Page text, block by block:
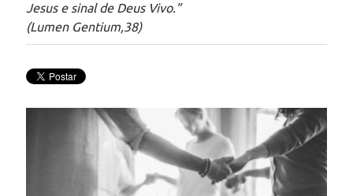
Jesus e sinal de Deus Vivo.”
(Lumen Gentium,38)